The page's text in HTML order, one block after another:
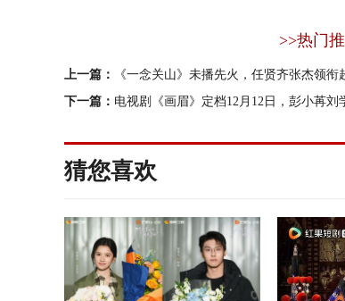
>>热门
上一篇：
《一念关山》未播先火，任贤齐张杰领
下一篇： 电视剧《画眉》定档12月12日，彭小苒刘
猜您喜欢